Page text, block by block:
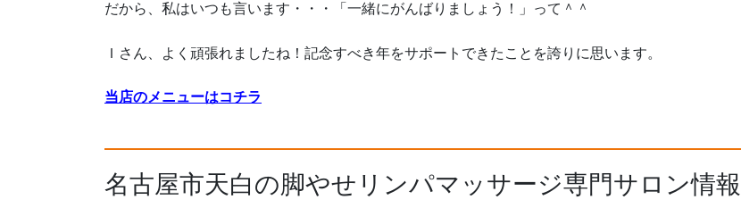
だから、私はいつも言います・・・「一緒にがんばりましょう！」って＾＾
Ｉさん、よく頑張れましたね！記念すべき年をサポートできたことを誇りに思います。
当店のメニューはコチラ
名古屋市天白の脚やせリンパマッサージ専門サロン情報